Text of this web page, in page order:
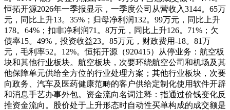
恒拓开源2026年一季报显示，一季度公司从营收入3144。65万
元，同比上升13。35%；归母净利润132。99万元，同比上升
178。64%；扣非净利润71。8万元，同比上升126。71%；欠
债率15。49%，投资收益23。85万元，财政费用-18。81万
元，毛利率52。12%。恒拓开源（920415）从停业务：航空板
块和其他行业板块。航空板块，次要环绕航空公司和机场及其
他保障单元供给全方位的行业处理方案；其他行业板块，次要
向政务、汽车及医药健康范畴的客户供给定制化使用软件开辟
和消息手艺办事外包。资金流向名词注释：指通过价钱变化反
推资金流向。股价处于上升形态时自动性买单构成的成交额是